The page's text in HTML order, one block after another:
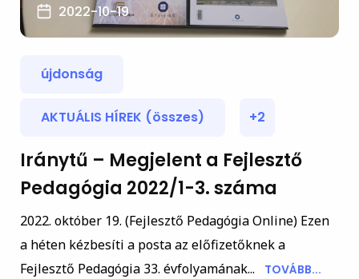
2022-10-19
újdonság
AKTUÁLIS HÍREK (összes) +2
Iránytű – Megjelent a Fejlesztő
Pedagógia 2022/1-3. száma
2022. október 19. (Fejlesztő Pedagógia Online) Ezen
a héten kézbesíti a posta az előfizetőknek a
Fejlesztő Pedagógia 33. évfolyamának...
TOVÁBB...